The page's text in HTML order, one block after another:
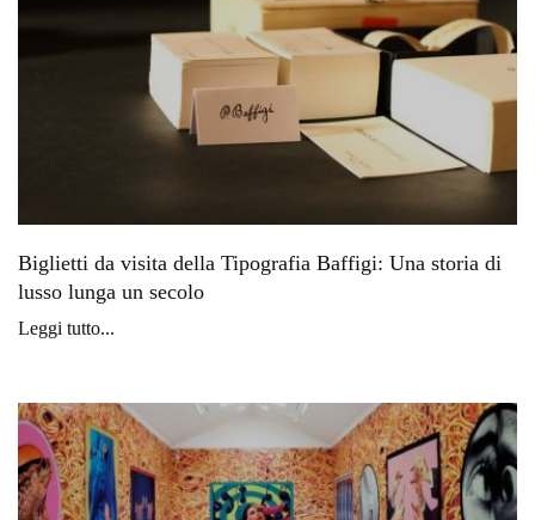
Biglietti da visita della Tipografia Baffigi: Una storia di
lusso lunga un secolo
Leggi tutto...